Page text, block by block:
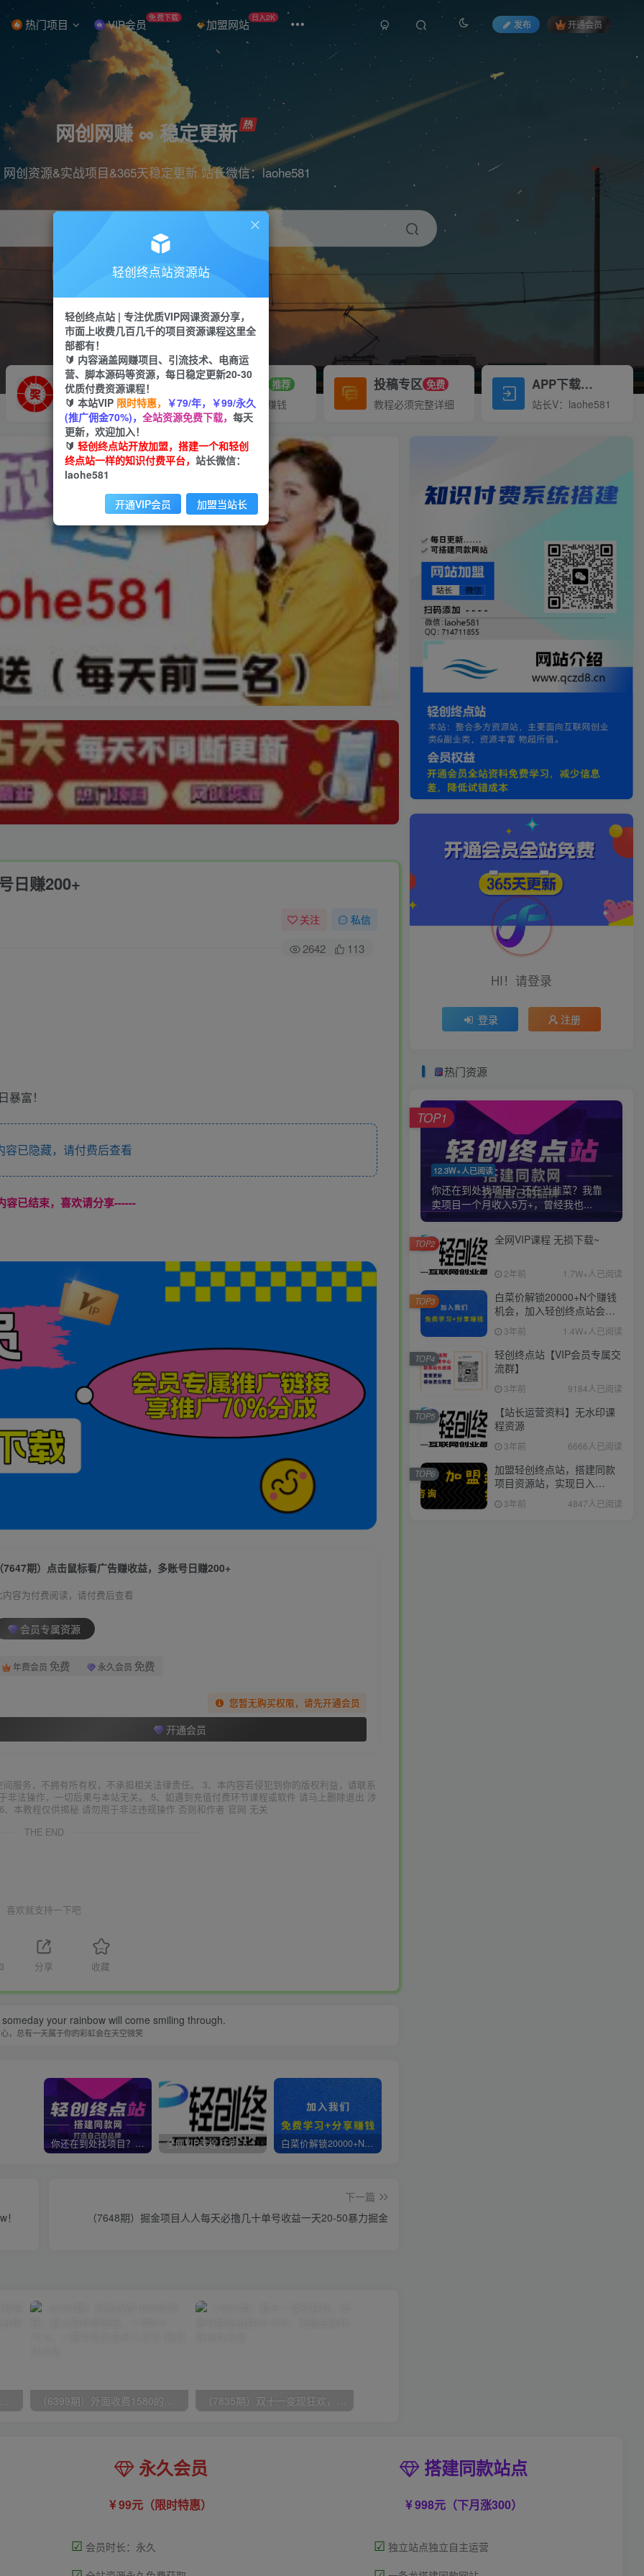
热门项目 VIP会员 免费下载 加盟网站 日入2K
发布 开通会员
网创网赚 ∞ 稳定更新
网创资源&实战项目&365天稳定更新 站长微信：laohe581
引流 短视频 剪辑
推广赚钱
70%分佣
推广返佣高达70%
站长招募 推荐
24小时自动赚钱
投稿专区 免费
教程必须完整详细
APP下载Down
站长V：laohe581
日赚200+
关注 私信
2642 113
富！
已隐藏，请付费后查看
容已结束，喜欢请分享------
7647期）点击鼠标看广告赚收益，多账号日赚200+
内容为付费阅读，请付费后查看
会员专属资源
年费会员 免费 永久会员 免费
您暂无购买权限，请先开通会员
开通会员
服务，不拥有所有权，不承担相关法律责任。 3、本内容若侵犯到你的版权利益，请联系
法操作，一切后果与本站无关。 5、如遇到充值付费环节课程或软件 请马上删除退出 涉
本教程仅供揭秘 请勿用于非法违规操作 否则和作者 官网 无关
THE END
喜欢就支持一下吧
分享 收藏
your rainbow will come smiling through.
，总有一天属于你的彩虹会在天空微笑
你还在到处找项目？还在当韭菜？我靠卖项目一个月收入5万+，曾经我也是个失败者。 全网VIP课程 无损下载~ 白菜价解锁20000+N个赚钱机会，加入轻创终点站会员，全站资源免费学习。
下一篇
（7648期）掘金项目人人每天必撸几十单号收益一天20-50暴力掘金
：解决商家4大痛点，学会分析数据，打造爆款！ （6399期）外面收费1580的项目，真人照片改漫画，一单9.9-19.9，一部手机实现月入过万 （7835期）双十一变现狂欢，单账号稳定出券50-300，无脑式操作
HI！请登录
登录 注册
热门资源
12.3W+人已阅读
你还在到处找项目？还在当韭菜？我靠
卖项目一个月收入5万+，曾经我也...
TOP1
全网VIP课程 无损下载~
2年前 1.7W+人已阅读
TOP2
白菜价解锁20000+N个赚钱
机会，加入轻创终点站会
员，全站资源免费学习。
3年前 1.4W+人已阅读
TOP3
轻创终点站【VIP会员专属交
流群】
3年前 9184人已阅读
TOP4
【站长运营资料】无水印课
程资源
3年前 6666人已阅读
TOP5
加盟轻创终点站，搭建同款
项目资源站，实现日入
2000+
3年前 4847人已阅读
TOP6
永久会员
99元（限时特惠）
☑ 会员时长：永久
搭建同款站点
998元（下月涨300）
☑ 独立站点独立自主运营
轻创终点站资源站
轻创终点站 | 专注优质VIP网课资源分享，
市面上收费几百几千的项目资源课程这里全
部都有！
🔰 内容涵盖网赚项目、引流技术、电商运
营、脚本源码等资源，每日稳定更新20-30
优质付费资源课程！
🔰 本站VIP 限时特惠， ￥79/年，￥99/永久
(推广佣金70%)， 全站资源免费下载， 每天
更新，欢迎加入！
🔰 轻创终点站开放加盟，搭建一个和轻创
终点站一样的知识付费平台， 站长微信：
laohe581
开通VIP会员 加盟当站长